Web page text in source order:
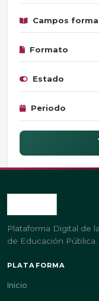
Campos
Formato
Estado
Periodo
Plataforma Digital de
de Educación Pública.
PLATAFORMA
Inicio